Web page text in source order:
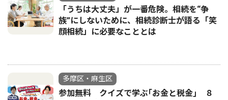
「うちは大丈夫」が一番危険。相続を“争
族”にしないために、相続診断士が語る「笑
顔相続」に必要なこととは
多摩区・麻生区
参加無料 クイズで学ぶ｢お金と税金｣ ８